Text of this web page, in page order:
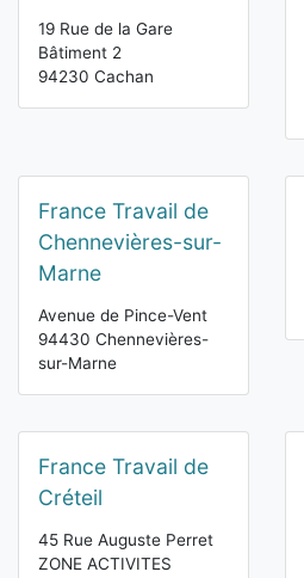
19 Rue de la Gare
Bâtiment 2
94230 Cachan
France Travail de
Chennevières-sur-
Marne
Avenue de Pince-Vent
94430 Chennevières-
sur-Marne
France Travail de
Créteil
45 Rue Auguste Perret
ZONE ACTIVITES